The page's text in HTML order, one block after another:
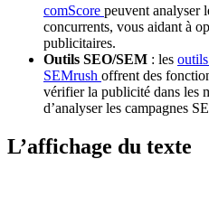
comScore peuvent analyser
concurrents, vous aidant à
publicitaires.
Outils SEO/SEM : les
SEMrush offrent des
vérifier la publicité dans les
d’analyser les campagnes
L’affichage du texte